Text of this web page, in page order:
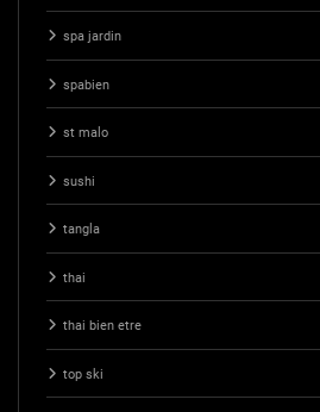
spa jardin
spabien
st malo
sushi
tangla
thai
thai bien etre
top ski